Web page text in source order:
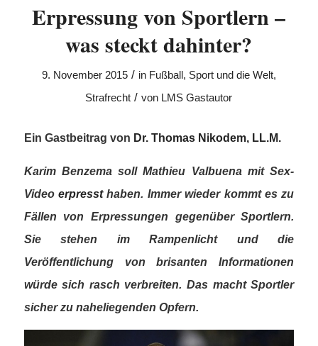
Erpressung von Sportlern –
was steckt dahinter?
9. November 2015 / in Fußball , Sport und die Welt,
Strafrecht / von LMS Gastautor
Ein Gastbeitrag von Dr. Thomas Nikodem, LL.M.
Karim Benzema soll Mathieu Valbuena mit Sex-
Video erpressthaben. Immer wieder kommt es zu
Fällen von Erpressungen gegenüber Sportlern.
Sie stehen im Rampenlicht und die
Veröffentlichung von brisanten Informationen
würde sich rasch verbreiten. Das macht Sportler
sicher zu naheliegenden Opfern.